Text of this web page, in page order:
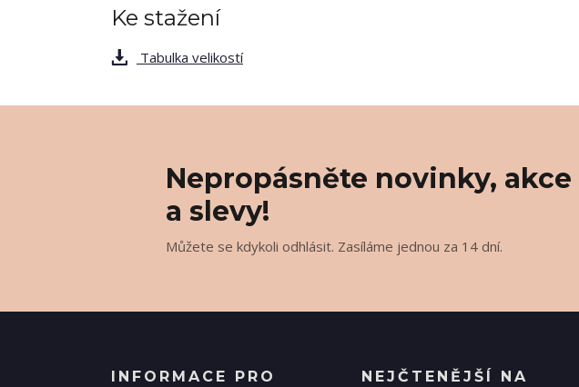
Ke stažení
Tabulka velikostí
Nepropásněte novinky, akce
a slevy!
Můžete se kdykoli odhlásit. Zasíláme jednou za 14 dní.
INFORMACE PRO
NEJČTENĚJŠÍ NA